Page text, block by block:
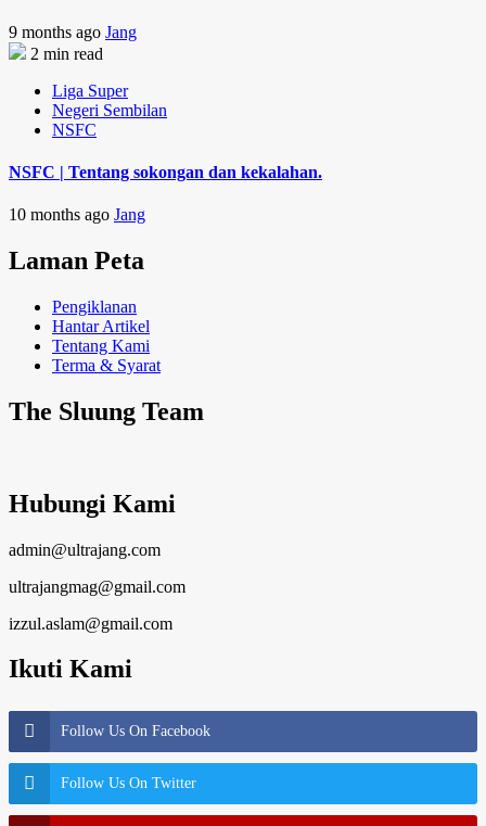
9 months ago Jang
2 min read
Liga Super
Negeri Sembilan
NSFC
NSFC | Tentang sokongan dan kekalahan.
10 months ago Jang
Laman Peta
Pengiklanan
Hantar Artikel
Tentang Kami
Terma & Syarat
The Sluung Team
Hubungi Kami
admin@ultrajang.com
ultrajangmag@gmail.com
izzul.aslam@gmail.com
Ikuti Kami
Follow Us On Facebook
Follow Us On Twitter